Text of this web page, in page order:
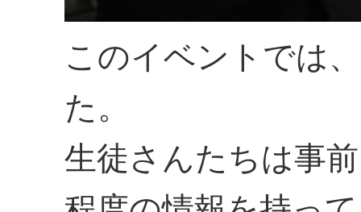
このイベントでは
た。
生徒さんたちは事